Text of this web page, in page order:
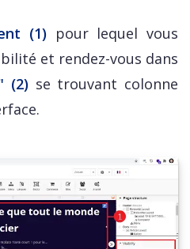
(1)pour lequel vous
et rendez-vous dans
(2) se trouvant colonne